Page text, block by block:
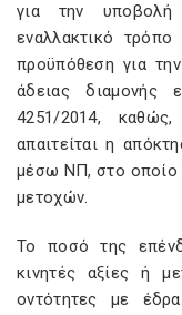
για την
εναλλακτικό
προϋπόθεση για
άδειας
4251/2014,
απαιτείται η
μέσω ΝΠ, στο οποίο
μετοχών.
Το ποσό της
κινητές αξίες ή
οντότητες με